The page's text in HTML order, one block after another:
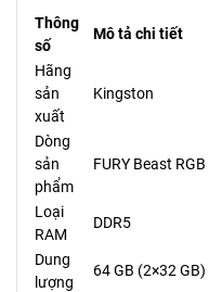
Thông
số
Mô tả chi tiết
Hãng
sản
xuất
Kingston
Dòng
sản
phẩm
FURY Beast RGB
Loại
RAM
DDR5
Dung
lượng
64 GB (2×32 GB)